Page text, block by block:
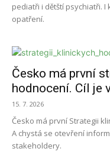
pediatři i dětští psychiatři.
opatření.
Česko má první
hodnocení. Cíl je
15. 7. 2026
Česko má první Strategii
A chystá se otevření
stakeholdery.